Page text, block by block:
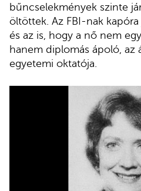
bűncselekmények szinte
öltöttek. Az FBI-nak
és az is, hogy a nő nem
hanem diplomás ápoló, az
egyetemi oktatója.